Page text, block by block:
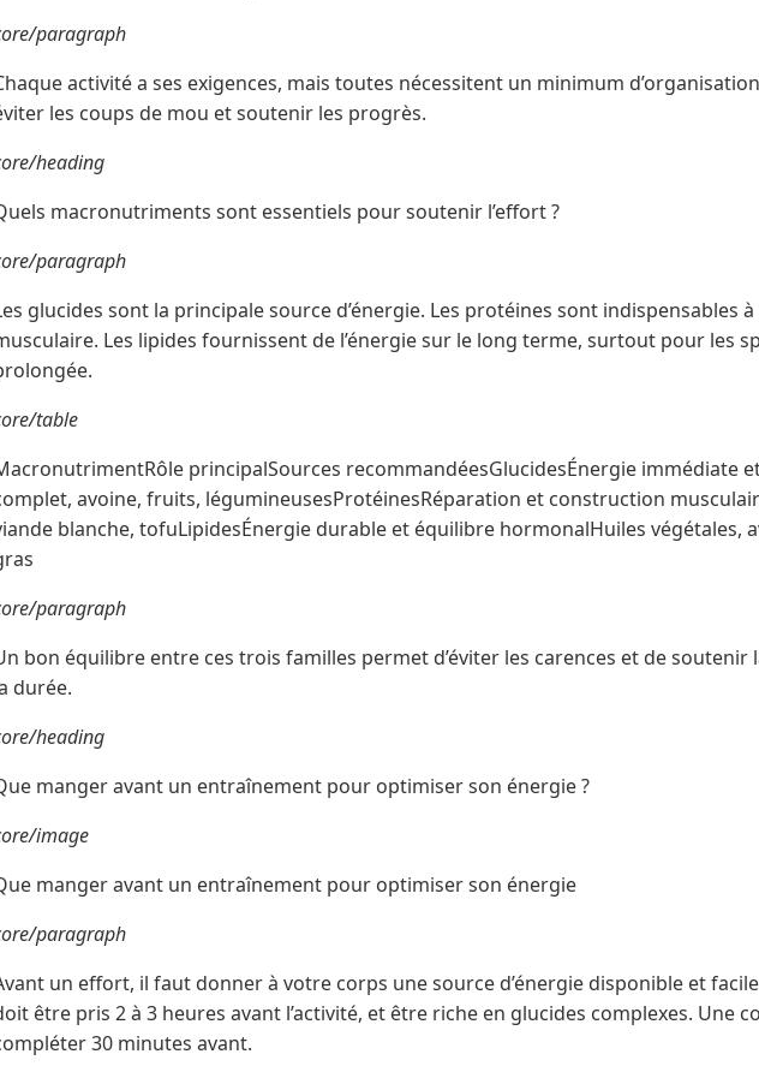
paragraph
activité a ses exigences, mais toutes nécessitent un minimum
les coups de mou et soutenir les progrès.
heading
macronutriments sont essentiels pour soutenir l’effort ?
paragraph
glucides sont la principale source d’énergie. Les protéines sont indispensables
Les lipides fournissent de l’énergie sur le long terme, surtout pour les
table
principalSources recommandéesGlucidesÉnergie immédiate
avoine, fruits, légumineusesProtéinesRéparation et construction
blanche, tofuLipidesÉnergie durable et équilibre hormonalHuiles végétales,
paragraph
bon équilibre entre ces trois familles permet d’éviter les carences et de soutenir
durée.
heading
manger avant un entraînement pour optimiser son énergie ?
image
manger avant un entraînement pour optimiser son énergie
paragraph
un effort, il faut donner à votre corps une source d’énergie disponible et
être pris 2 à 3 heures avant l’activité, et être riche en glucides complexes. Une
30 minutes avant.